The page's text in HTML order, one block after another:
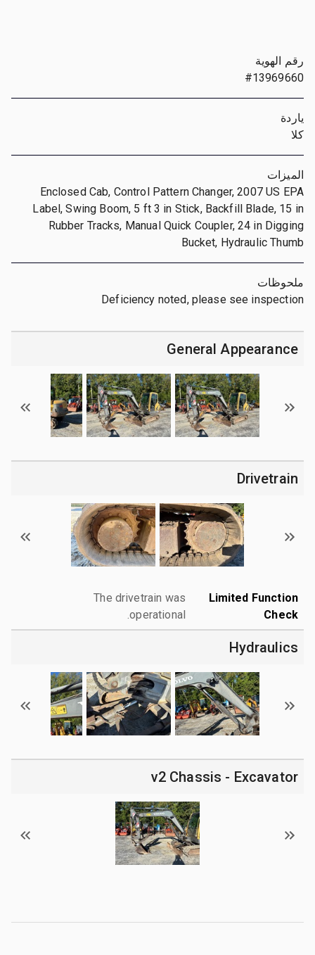
رقم الهوية
#13969660
ياردة
كلا
الميزات
Enclosed Cab, Control Pattern Changer, 2007 US EPA
Label, Swing Boom, 5 ft 3 in Stick, Backfill Blade, 15 in
Rubber Tracks, Manual Quick Coupler, 24 in Digging
Bucket, Hydraulic Thumb
ملحوظات
Deficiency noted, please see inspection
General Appearance
Drivetrain
Limited Function
Check
The drivetrain was
operational.
Hydraulics
v2 Chassis - Excavator